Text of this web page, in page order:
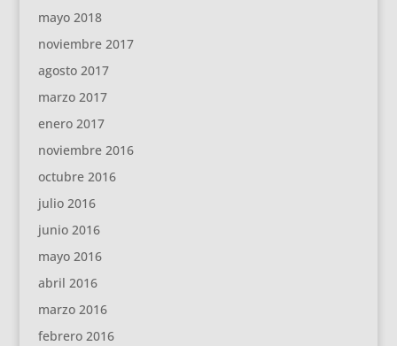
mayo 2018
noviembre 2017
agosto 2017
marzo 2017
enero 2017
noviembre 2016
octubre 2016
julio 2016
junio 2016
mayo 2016
abril 2016
marzo 2016
febrero 2016